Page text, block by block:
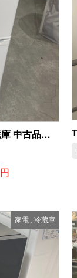
アイリスオーヤマ 2025年製 冷蔵庫 中古品販売
円
家電, 冷蔵庫